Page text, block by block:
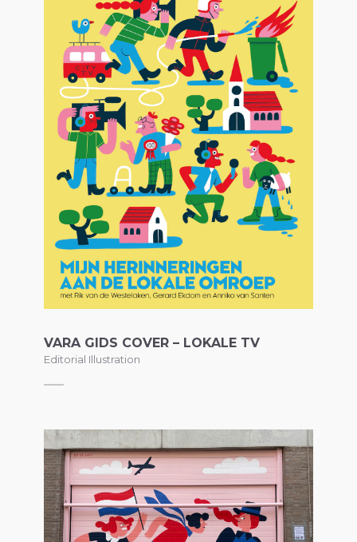
VARA GIDS COVER – LOKALE TV
Editorial Illustration